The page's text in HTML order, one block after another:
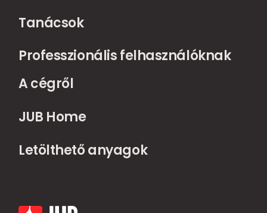
Tanácsok
Professzionális felhasználóknak
A cégről
JUB Home
Letölthető anyagok